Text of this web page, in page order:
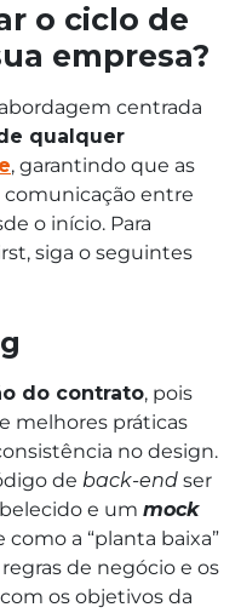
o ciclo de
empresa?
centrada
qualquer
, garantindo que as
comunicação entre
o início. Para
siga o seguintes
do contrato, pois
melhores práticas
no design.
de back-end ser
e um mock
como a “planta baixa”
de negócio e os
os objetivos da